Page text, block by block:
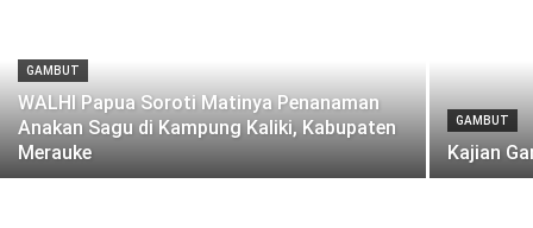
GAMBUT
WALHI Papua Soroti Matinya Penanaman
Anakan Sagu di Kampung Kaliki, Kabupaten
Merauke
GAMBUT
Kajian